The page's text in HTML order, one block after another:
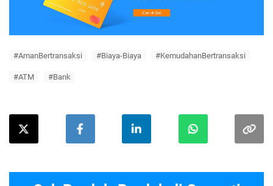
#AmanBertransaksi #Biaya-Biaya #KemudahanBertransaksi
#ATM #Bank